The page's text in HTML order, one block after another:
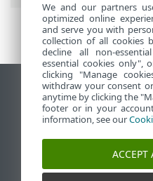
Zobrazit verzi pro
End of Life
ESET Databáze
ESET Forum
ESET Status Portal
We and our partners
optimized online
and serve you with
collection of all cookies
decline all non-
essential cookies only",
clicking "Manage
withdraw your consent
anytime by clicking the
footer or in your
information, see our
ACCEPT